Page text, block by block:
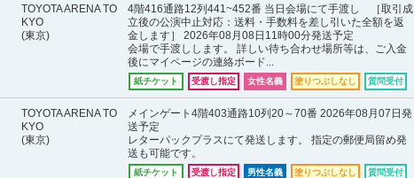
TOYOTA ARENA TO
KYO
(東京)
4階416通路12列441~452番 当日会場にて手渡し ［取引成
立後の公演中止対応：送料・手数料を差し引いた全額を返
金します］ 2026年08月08日11時00分発送予定
会場で手渡しします。 詳しい待ち合わせ場所等は、ご入金
後にマイページの連絡ボード...
紙チケット 受渡し指定 女性名義 塗りつぶしなし 質問受付
TOYOTA ARENA TO
KYO
(東京)
メインゲート4階403通路10列20～70番 2026年08月07日発
送予定
レターパックプラスにて発送します。 指定の郵便局留め発
送も可能です。
紙チケット 受渡し指定 男性名義 塗りつぶしなし 質問受付